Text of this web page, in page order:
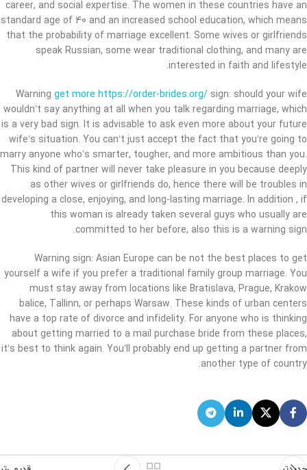
career, and social expertise. The women in these countries have an
standard age of 40 and an increased school education, which means
that the probability of marriage excellent. Some wives or girlfriends
speak Russian, some wear traditional clothing, and many are
interested in faith and lifestyle.
Warning get more https://order-brides.org/ sign: should your wife
wouldn’t say anything at all when you talk regarding marriage, which
is a very bad sign. It is advisable to ask even more about your future
wife’s situation. You can’t just accept the fact that you’re going to
marry anyone who’s smarter, tougher, and more ambitious than you.
This kind of partner will never take pleasure in you because deeply
as other wives or girlfriends do, hence there will be troubles in
developing a close, enjoying, and long-lasting marriage. In addition , if
this woman is already taken several guys who usually are
committed to her before, also this is a warning sign.
Warning sign: Asian Europe can be not the best places to get
yourself a wife if you prefer a traditional family group marriage. You
must stay away from locations like Bratislava, Prague, Krakow
balice, Tallinn, or perhaps Warsaw. These kinds of urban centers
have a top rate of divorce and infidelity. For anyone who is thinking
about getting married to a mail purchase bride from these places,
it’s best to think again. You’ll probably end up getting a partner from
another type of country.